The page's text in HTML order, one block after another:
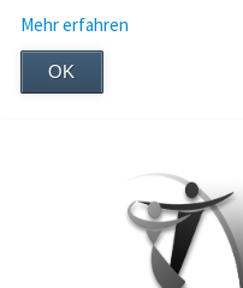
Mehr erfahren
OK